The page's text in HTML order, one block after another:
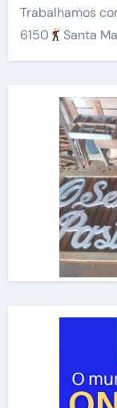
Trabalhamos
6150
Santa